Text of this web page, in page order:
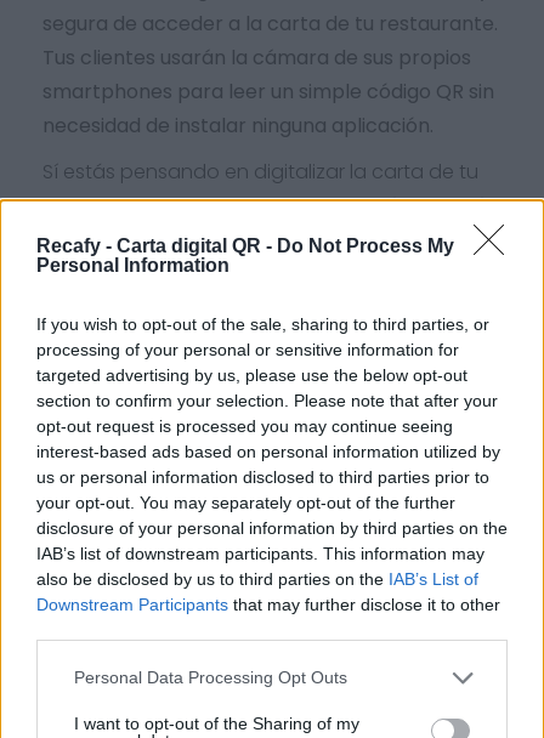
Recafy - Carta digital QR - Do Not Process My
Personal Information
If you wish to opt-out of the sale, sharing to third parties, or
processing of your personal or sensitive information for
targeted advertising by us, please use the below opt-out
section to confirm your selection. Please note that after your
opt-out request is processed you may continue seeing
interest-based ads based on personal information utilized by
us or personal information disclosed to third parties prior to
your opt-out. You may separately opt-out of the further
disclosure of your personal information by third parties on the
IAB’s list of downstream participants. This information may
also be disclosed by us to third parties on the IAB’s List of
Downstream Participants that may further disclose it to other
Please note that this website/app uses one or more Google
not limited to your visit or usage behaviour. You may click to
Personal Data Processing Opt Outs
I want to opt-out of the Sharing of my
segura de acceder a la carta de tu restaurante.
Tus clientes usarán la cámara de sus propios
smartphones para leer un simple código QR sin
necesidad de instalar ninguna aplicación.
Sí estás pensando en digitalizar la carta de tu
restaurante y quieres un sistema dinámico, más
allá de un simple pdf, estás en el sitio correcto.
Ofrecemos la solución de digitalización que
Por eso hemos diseñado un sistema capaz de
ayudar a tu negocio a adaptarse a las
circunstancias actuales que nuestro país está
viviendo. Contamos con una carta de servicios
que pueden ayudarte a aminorar las cargas de
trabajo en tu negocio o empresa para que
puedas ofrecer a tus clientes la seguridad y el
apoyo que merecen. Llega la transformación